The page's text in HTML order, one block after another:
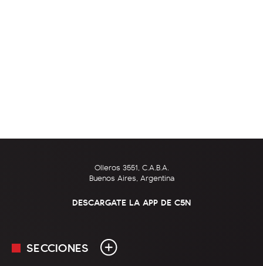
Olleros 3551, C.A.B.A.
Buenos Aires, Argentina
DESCARGATE LA APP DE C5N
SECCIONES